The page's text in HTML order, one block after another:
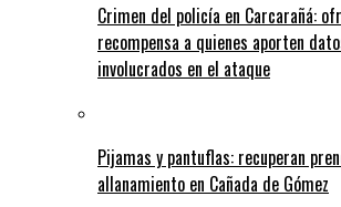
Crimen del policía en Carcarañá:
recompensa a quienes aporten
involucrados en el ataque
Pijamas y pantuflas: recuperan
allanamiento en Cañada de Gómez